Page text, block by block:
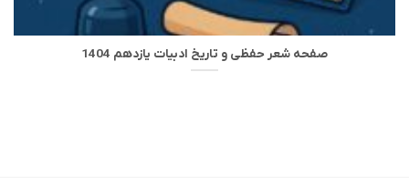
صفحه شعر حفظی و تاریخ ادبیات یازدهم 1404